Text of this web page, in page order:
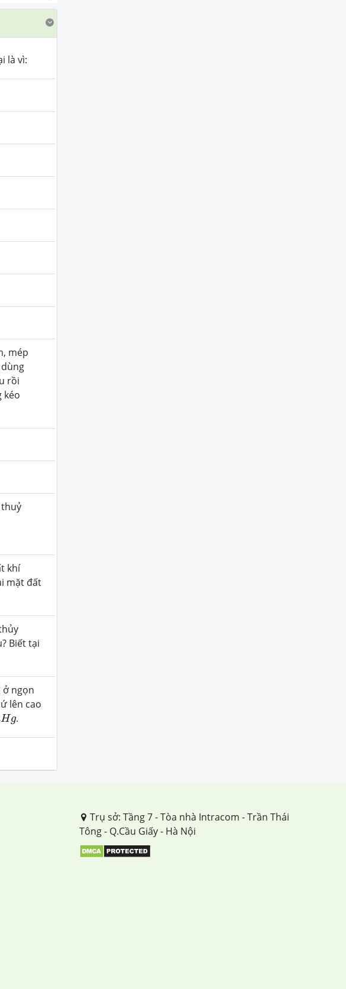
là vì:
mép
rồi
kéo
khí
mặt đất
Biết tại
ở ngọn
lên cao
Hg
Hg.
Trụ sở: Tầng 7 - Tòa nhà Intracom - Trần Thái
Tông - Q.Cầu Giấy - Hà Nội